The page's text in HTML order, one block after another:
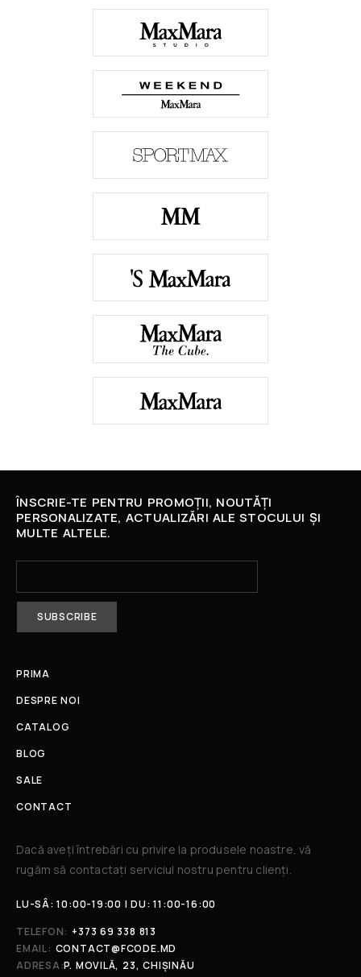
ÎNSCRIE-TE PENTRU PROMOȚII, NOUTĂȚI
PERSONALIZATE, ACTUALIZĂRI ALE STOCULUI ȘI
MULTE ALTELE.
PRIMA
DESPRE NOI
CATALOG
BLOG
SALE
CONTACT
Dacă aveți întrebări cu privire la produsele noastre, vă
rugăm să contactați serviciul nostru pentru clienți.​
LU-SÂ: 10:00-19:00 | DU: 11:00-16:00
TELEFON: +373 69 338 813
EMAIL: CONTACT@FCODE.MD
ADRESA:P. MOVILĂ, 23, CHIȘINĂU